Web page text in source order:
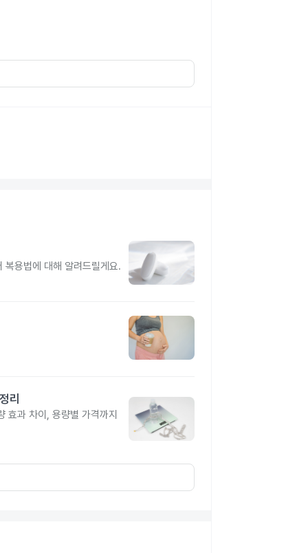
복용법에 대해 알려드릴게요.
리
효과 차이, 용량별 가격까지